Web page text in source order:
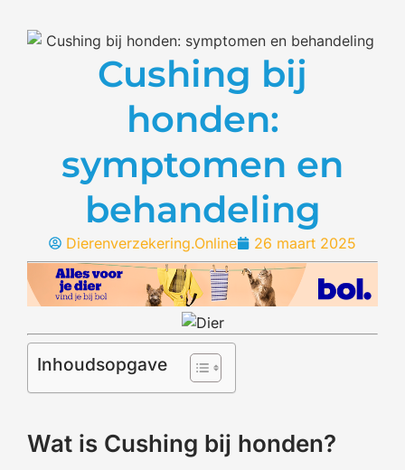
Cushing bij
honden:
symptomen en
behandeling
Dierenverzekering.Online 26 maart 2025
Inhoudsopgave
Wat is Cushing bij honden?